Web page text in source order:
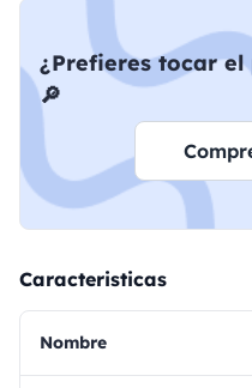
¿Prefieres tocar
🔎
Caracteristicas
Nombre